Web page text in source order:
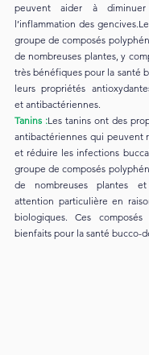
peuvent aider à
l’inflammation des
groupe de composés
de nombreuses plantes, y
très bénéfiques pour la santé
leurs propriétés
et antibactériennes.
Tanins :Les tanins ont des
antibactériennes qui peuvent
et réduire les infections
groupe de composés
de nombreuses plantes
attention particulière en
biologiques. Ces composés
bienfaits pour la santé bucco-